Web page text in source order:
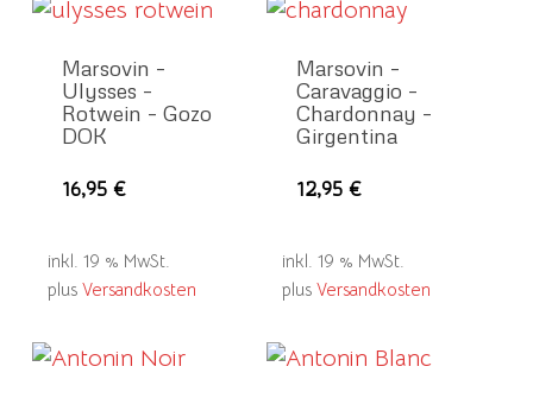
Marsovin –
Ulysses –
Rotwein – Gozo
DOK
16,95€
inkl. 19 % MwSt.
plus Versandkosten
Marsovin –
Caravaggio –
Chardonnay –
Girgentina
12,95€
inkl. 19 % MwSt.
plus Versandkosten